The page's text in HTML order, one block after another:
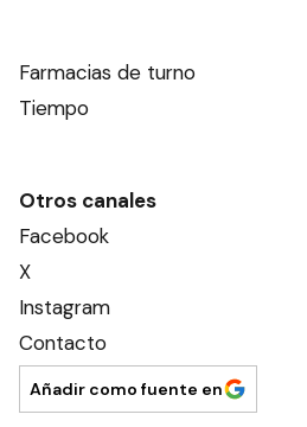
Farmacias de turno
Tiempo
Otros canales
Facebook
X
Instagram
Contacto
Añadir como fuente en